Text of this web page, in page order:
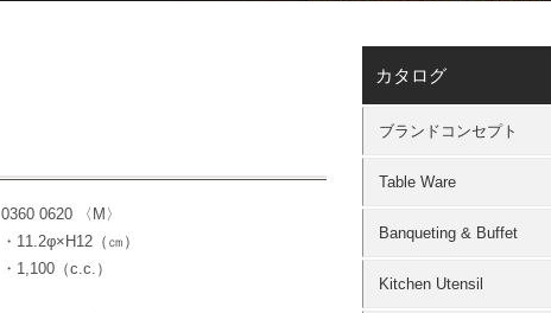
0360 0620 〈M〉
・11.2φ×H12（㎝）
・1,100（c.c.）
カタログ
ブランドコンセプト
Table Ware
Banqueting & Buffet
Kitchen Utensil